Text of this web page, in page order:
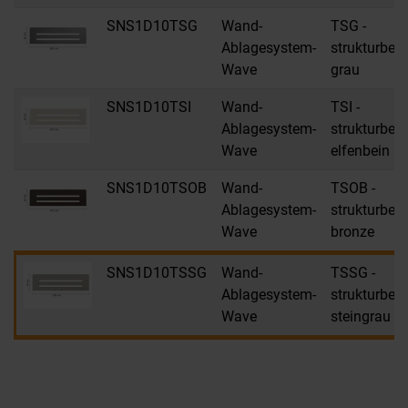
SNS1D10TSG
Wand-
Ablagesystem-
Wave
TSG -
grau
SNS1D10TSI
Wand-
Ablagesystem-
Wave
TSI -
elfenbein
SNS1D10TSOB
Wand-
Ablagesystem-
Wave
TSOB -
bronze
SNS1D10TSSG
Wand-
Ablagesystem-
Wave
TSSG -
steingrau